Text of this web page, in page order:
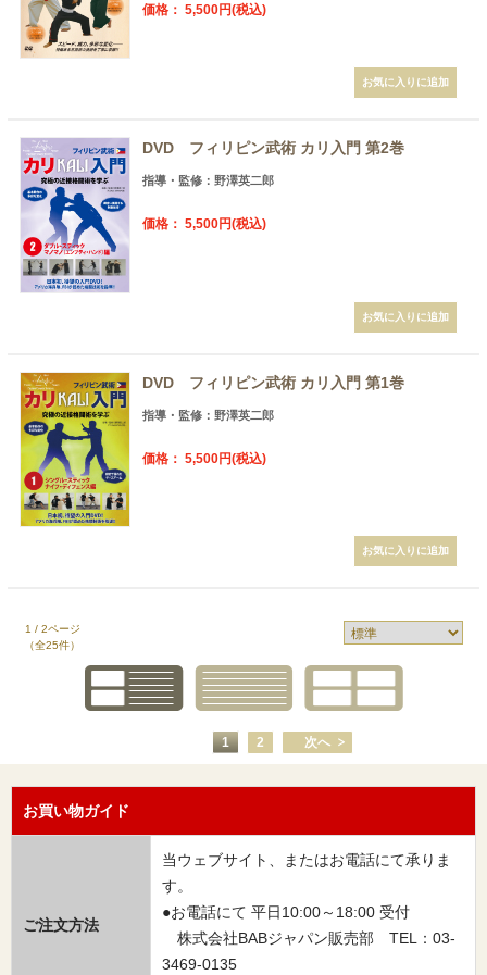
価格： 5,500円(税込)
DVD フィリピン武術 カリ入門 第2巻
指導・監修：野澤英二郎
価格： 5,500円(税込)
DVD フィリピン武術 カリ入門 第1巻
指導・監修：野澤英二郎
価格： 5,500円(税込)
1 / 2ページ
（全25件）
1 2 次へ
お買い物ガイド
ご注文方法
当ウェブサイト、またはお電話にて承りま
す。
●お電話にて 平日10:00～18:00 受付
株式会社BABジャパン販売部 TEL：03-
3469-0135